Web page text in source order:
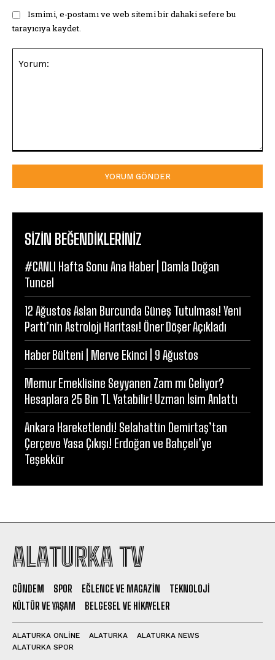
Ismimi, e-postamı ve web sitemi bir dahaki sefere bu
tarayıcıya kaydet.
SIZIN BEĞENDIKLERINIZ
#CANLI Hafta Sonu Ana Haber | Damla Doğan
Tuncel
12 Ağustos Aslan Burcunda Güneş Tutulması! Yeni
Parti’nin Astroloji Haritası! Öner Döşer Açıkladı
Haber Bülteni | Merve Ekinci | 9 Ağustos
Memur Emeklisine Seyyanen Zam mı Geliyor?
Hesaplara 25 Bin TL Yatabilir! Uzman İsim Anlattı
Ankara Hareketlendi! Selahattin Demirtaş’tan
Çerçeve Yasa Çıkışı! Erdoğan ve Bahçeli’ye
Teşekkür
ALATURKA TV
GÜNDEM SPOR EĞLENCE VE MAGAZIN
TEKNOLOJI
KÜLTÜR VE YAŞAM
BELGESEL VE HIKAYELER
ALATURKA ONLINE ALATURKA
ALATURKA NEWS
ALATURKA SPOR